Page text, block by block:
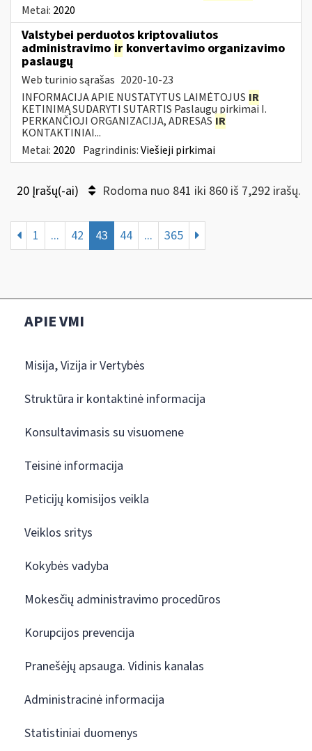
Metai: 2020
Valstybei perduotos kriptovaliutos
administravimo ir konvertavimo organizavimo
paslaugų
Web turinio sąrašas 2020-10-23
INFORMACIJA APIE NUSTATYTUS LAIMĖTOJUS IR
KETINIMĄ SUDARYTI SUTARTIS Paslaugų pirkimai I.
PERKANČIOJI ORGANIZACIJA, ADRESAS IR
KONTAKTINIAI...
Metai: 2020 Pagrindinis:Viešieji pirkimai
20 Įrašų(-ai) Rodoma nuo 841 iki 860 iš 7,292 irašų.
1 ... 42 43 44 ... 365
APIE VMI
Misija, Vizija ir Vertybės
Struktūra ir kontaktinė informacija
Konsultavimasis su visuomene
Teisinė informacija
Peticijų komisijos veikla
Veiklos sritys
Kokybės vadyba
Mokesčių administravimo procedūros
Korupcijos prevencija
Pranešėjų apsauga. Vidinis kanalas
Administracinė informacija
Statistiniai duomenys